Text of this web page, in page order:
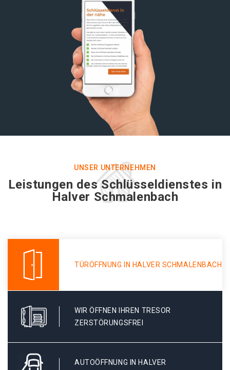
UNSER UNTERNEHMEN
Leistungen des Schlüsseldienstes in
Halver Schmalenbach
TÜRÖFFNUNG IN HALVER SCHMALENBACH
WIR ÖFFNEN IHREN TRESOR
ZERSTÖRUNGSFREI
AUTOÖFFNUNG IN HALVER